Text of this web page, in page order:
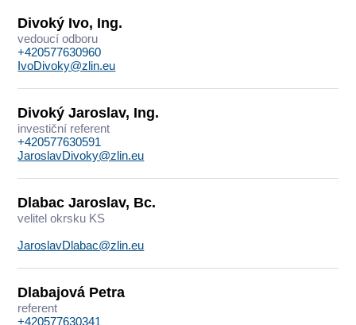
Divoký Ivo, Ing.
vedoucí odboru
+420577630960
IvoDivoky@zlin.eu
Divoký Jaroslav, Ing.
investiční referent
+420577630591
JaroslavDivoky@zlin.eu
Dlabac Jaroslav, Bc.
velitel okrsku KS
JaroslavDlabac@zlin.eu
Dlabajová Petra
referent
+420577630341